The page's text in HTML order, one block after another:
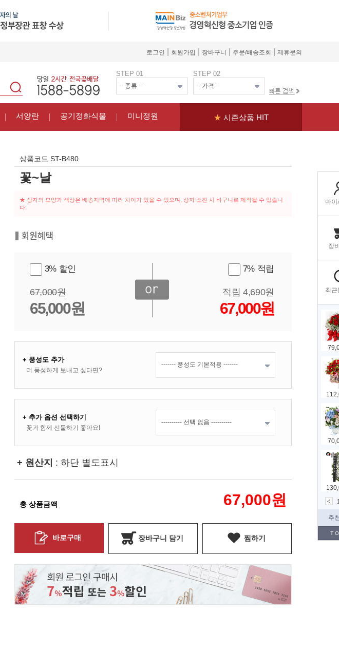
로그인 회원가입 장바구니 주문/배송조회 제휴문의
STEP 01 STEP 02
서양란 공기정화식물 미니정원 ★ 시즌상품 HIT
상품코드 ST-B480
꽃~날
★ 상자의 모양과 색상은 배송지역에 따라 차이가 있을 수 있으며, 상자 소진 시 바구니로 제작될 수 있습니
다.
3% 할인
67,000원
65,000원
7% 적립
적립 4,690원
67,000원
+ 풍성도 추가
더 풍성하게 보내고 싶다면?
+ 추가 옵션 선택하기
꽃과 함께 선물하기 좋아요!
+ 원산지 : 하단 별도표시
총 상품금액 67,000원
바로구매 장바구니 담기 찜하기